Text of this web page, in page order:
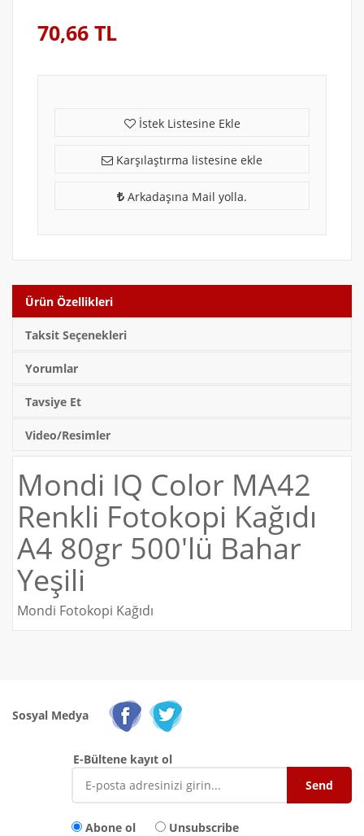
70,66 TL
İstek Listesine Ekle
Karşılaştırma listesine ekle
Arkadaşına Mail yolla.
Ürün Özellikleri
Taksit Seçenekleri
Yorumlar
Tavsiye Et
Video/Resimler
Mondi IQ Color MA42
Renkli Fotokopi Kağıdı
A4 80gr 500'lü Bahar
Yeşili
Mondi Fotokopi Kağıdı
Sosyal Medya
E-Bültene kayıt ol
Abone ol Unsubscribe